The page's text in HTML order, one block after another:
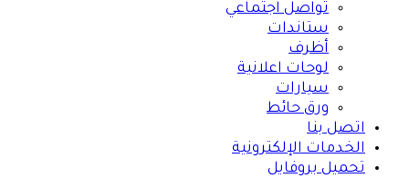
تواصل اجتماعي
ستاندات
أظرف
لوحات اعلانية
سيارات
ورق حائط
اتصل بنا
الخدمات الإلكترونية
تحميل بروفايل